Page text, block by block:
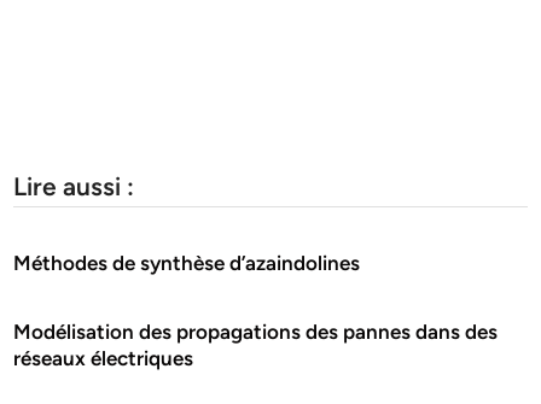
Lire aussi :
Méthodes de synthèse d’azaindolines
Modélisation des propagations des pannes dans des
réseaux électriques